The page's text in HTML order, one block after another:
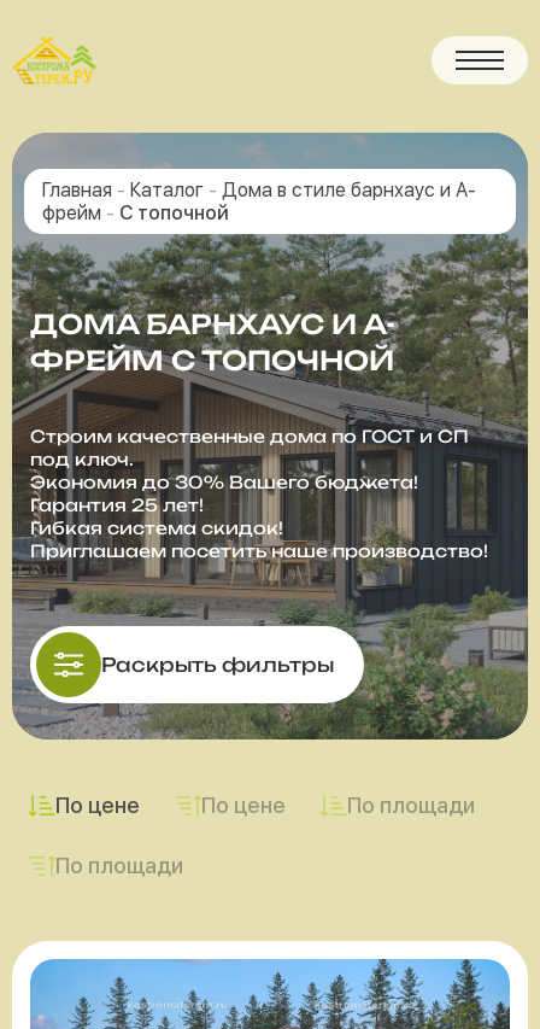
Главная - Каталог - Дома в стиле барнхаус и А-
фрейм - С топочной
ДОМА БАРНХАУС И А-
ФРЕЙМ С ТОПОЧНОЙ
Строим качественные дома по ГОСТ и СП
под ключ.
Экономия до 30% Вашего бюджета!
Гарантия 25 лет!
Гибкая система скидок!
Приглашаем посетить наше производство!
Раскрыть фильтры
По цене По цене По площади
По площади